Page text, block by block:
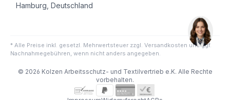
Hamburg, Deutschland
* Alle Preise inkl. gesetzl. Mehrwertsteuer zzgl. Versandkosten und ggf.
Nachnahmegebühren, wenn nicht anders angegeben.
© 2026 Kolzen Arbeitsschutz- und Textilvertrieb e.K. Alle Rechte
vorbehalten.